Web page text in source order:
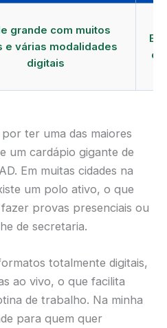
grande com muitos
e várias modalidades
digitais
ter uma das maiores
um cardápio gigante de
Em muitas cidades na
um polo ativo, o que
provas presenciais ou
de secretaria.
totalmente digitais,
ao vivo, o que facilita
de trabalho. Na minha
para quem quer